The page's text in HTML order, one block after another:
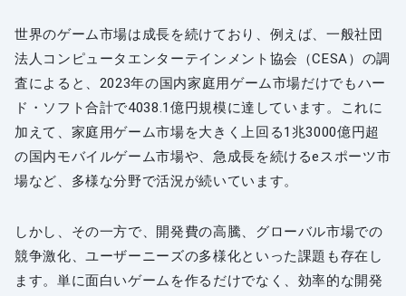
世界のゲーム市場は成長を続けており、例えば、一般社団
法人コンピュータエンターテインメント協会（CESA）の調
査によると、2023年の国内家庭用ゲーム市場だけでもハー
ド・ソフト合計で4038.1億円規模に達しています。これに
加えて、家庭用ゲーム市場を大きく上回る1兆3000億円超
の国内モバイルゲーム市場や、急成長を続けるeスポーツ市
場など、多様な分野で活況が続いています。
しかし、その一方で、開発費の高騰、グローバル市場での
競争激化、ユーザーニーズの多様化といった課題も存在し
ます。単に面白いゲームを作るだけでなく、効率的な開発